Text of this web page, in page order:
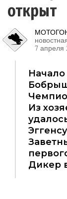
открыт
7 апреля
Из
Дикер